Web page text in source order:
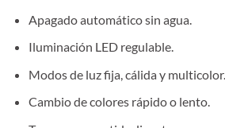
Apagado automático sin agua.
Iluminación LED regulable.
Modos de luz fija, cálida y multicolor.
Cambio de colores rápido o lento.